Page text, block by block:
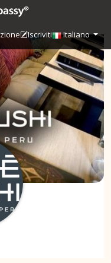
Iscriviti Italiano